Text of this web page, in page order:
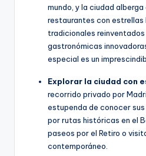
mundo, y la ciudad
restaurantes con estrellas
tradicionales
gastronómicas
especial es un
Explorar la ciudad con
recorrido privado por
estupenda de conocer
por rutas históricas en el
paseos por el Retiro o
contemporáneo.